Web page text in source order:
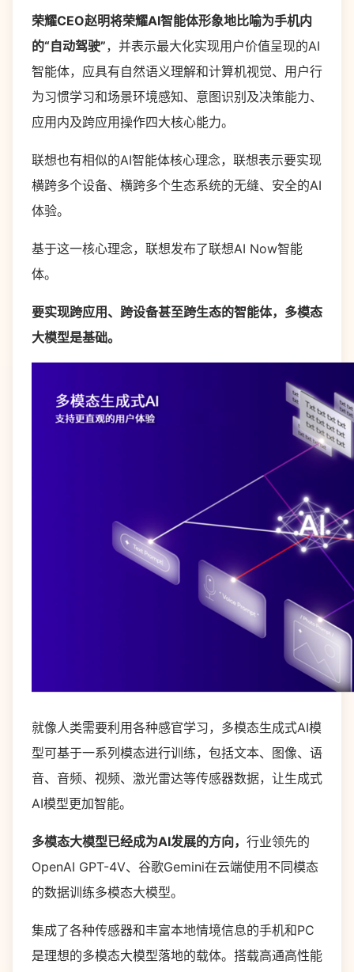
荣耀CEO赵明将荣耀AI智能体形象地比喻为手机内
的“自动驾驶”，并表示最大化实现用户价值呈现的AI
智能体，应具有自然语义理解和计算机视觉、用户行
为习惯学习和场景环境感知、意图识别及决策能力、
应用内及跨应用操作四大核心能力。
联想也有相似的AI智能体核心理念，联想表示要实现
横跨多个设备、横跨多个生态系统的无缝、安全的AI
体验。
基于这一核心理念，联想发布了联想AI Now智能
体。
要实现跨应用、跨设备甚至跨生态的智能体，多模态
大模型是基础。
就像人类需要利用各种感官学习，多模态生成式AI模
型可基于一系列模态进行训练，包括文本、图像、语
音、音频、视频、激光雷达等传感器数据，让生成式
AI模型更加智能。
多模态大模型已经成为AI发展的方向， 行业领先的
OpenAI GPT-4V、谷歌Gemini在云端使用不同模态
的数据训练多模态大模型。
集成了各种传感器和丰富本地情境信息的手机和PC
是理想的多模态大模型落地的载体。搭载高通高性能